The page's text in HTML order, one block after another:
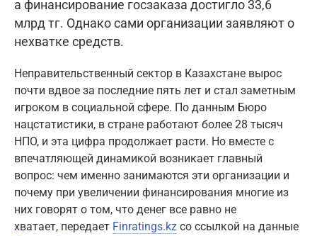
а финансирование госзаказа достигло 33,6
млрд тг. Однако сами организации заявляют о
нехватке средств.
Неправительственный сектор в Казахстане вырос
почти вдвое за последние пять лет и стал заметным
игроком в социальной сфере. По данным Бюро
нацстатистики, в стране работают более 28 тысяч
НПО, и эта цифра продолжает расти. Но вместе с
впечатляющей динамикой возникает главный
вопрос: чем именно занимаются эти организации и
почему при увеличении финансирования многие из
них говорят о том, что денег все равно не
хватает, передает Finratings.kz со ссылкой на данные